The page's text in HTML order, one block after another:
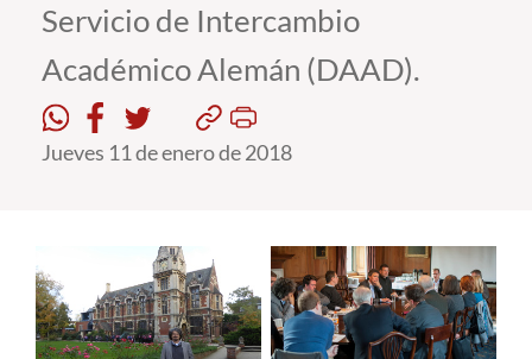
English
Servicio de Intercambio
Académico Alemán (DAAD).
Jueves 11 de enero de 2018